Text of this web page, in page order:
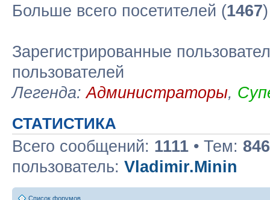
Больше всего посетителей (1467
Зарегистрированные
пользователей
Легенда:Администраторы,
СТАТИСТИКА
Всего сообщений: 1111 • Тем: 846
пользователь: Vladimir.Minin
Список форумов